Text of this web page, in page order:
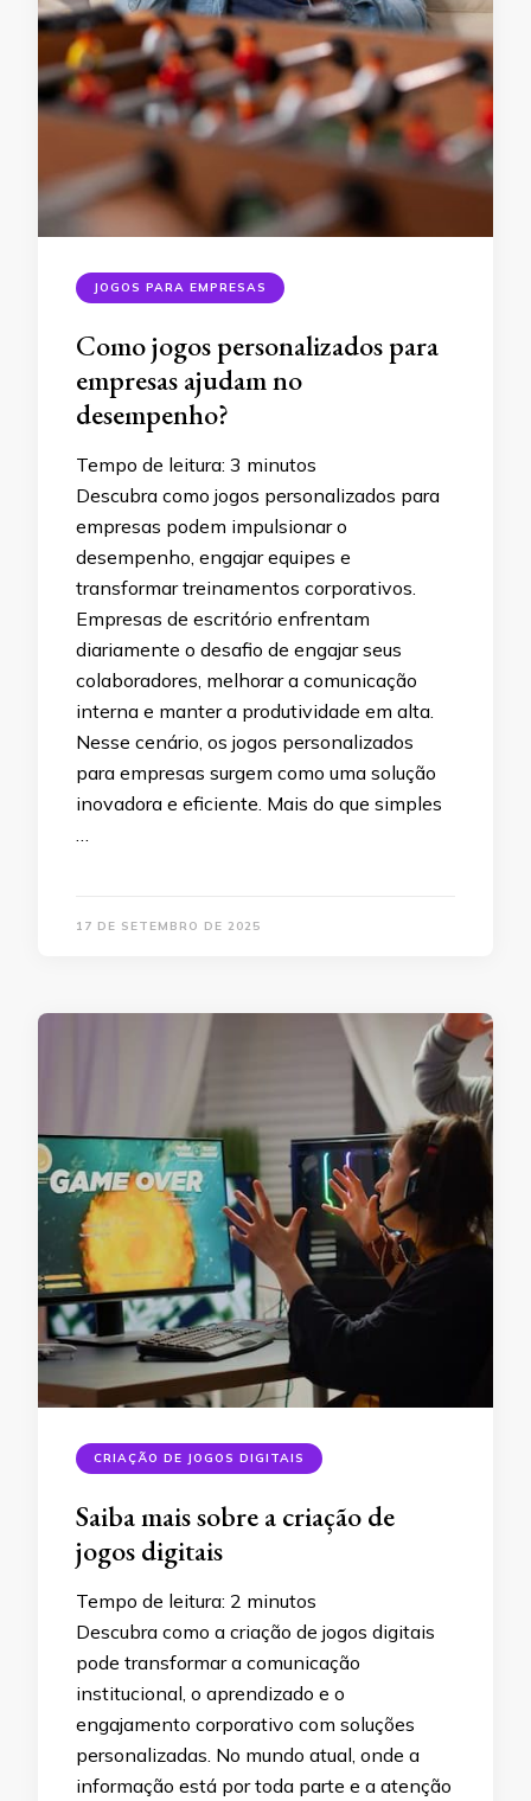
JOGOS PARA EMPRESAS
Como jogos personalizados para
empresas ajudam no
desempenho?
Tempo de leitura: 3 minutos
Descubra como jogos personalizados para
empresas podem impulsionar o
desempenho, engajar equipes e
transformar treinamentos corporativos.
Empresas de escritório enfrentam
diariamente o desafio de engajar seus
colaboradores, melhorar a comunicação
interna e manter a produtividade em alta.
Nesse cenário, os jogos personalizados
para empresas surgem como uma solução
inovadora e eficiente. Mais do que simples
…
17 DE SETEMBRO DE 2025
CRIAÇÃO DE JOGOS DIGITAIS
Saiba mais sobre a criação de
jogos digitais
Tempo de leitura: 2 minutos
Descubra como a criação de jogos digitais
pode transformar a comunicação
institucional, o aprendizado e o
engajamento corporativo com soluções
personalizadas. No mundo atual, onde a
informação está por toda parte e a atenção